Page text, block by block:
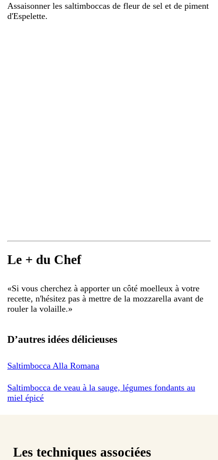
Assaisonner les saltimboccas de fleur de sel et de piment
d'Espelette.
Le + du Chef
«Si vous cherchez à apporter un côté moelleux à votre
recette, n'hésitez pas à mettre de la mozzarella avant de
rouler la volaille.»
D’autres idées délicieuses
Saltimbocca Alla Romana
Saltimbocca de veau à la sauge, légumes fondants au
miel épicé
Les techniques associées